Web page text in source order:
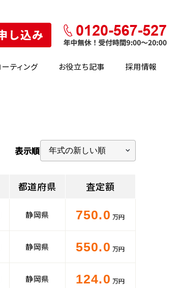
ーティング お役立ち記事 採用情報
表示順
都道府県 査定額
静岡県 750.0 万円
静岡県 550.0 万円
静岡県 124.0 万円